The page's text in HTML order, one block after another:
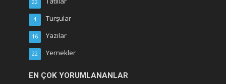
22
Turşular
4
Yazılar
16
Yemekler
22
EN ÇOK YORUMLANANLAR